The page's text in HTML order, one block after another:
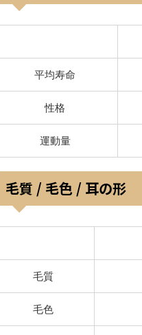
平均寿命
性格
運動量
毛質 / 毛色 / 耳の形
毛質
毛色